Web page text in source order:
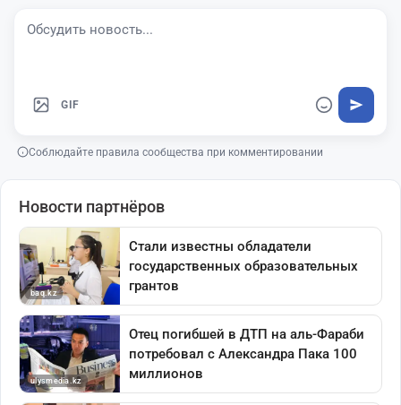
GIF
Соблюдайте правила сообщества при комментировании